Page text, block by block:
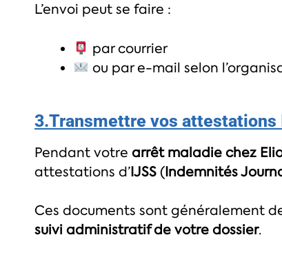
L’envoi peut se faire :
par courrier
ou par e-mail selon
3.Transmettre vos attestations
Pendant votre arrêt maladie chez
attestations d’IJSS (Indemnités
Ces documents sont généralement
suivi administratif de votre dossier.